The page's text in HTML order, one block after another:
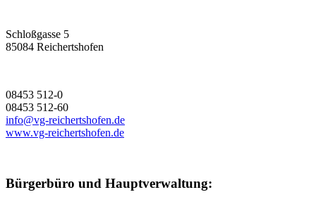
Schloßgasse 5
85084 Reichertshofen
08453 512-0
08453 512-60
info@vg-reichertshofen.de
www.vg-reichertshofen.de
Bürgerbüro und Hauptverwaltung: